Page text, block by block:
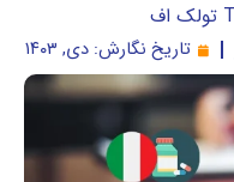
تاریخ نگارش: دی, ۱۴۰۳